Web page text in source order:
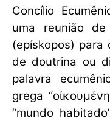
Concílio
uma reunião
(epískopos) para
de doutrina ou
palavra
grega
“mundo